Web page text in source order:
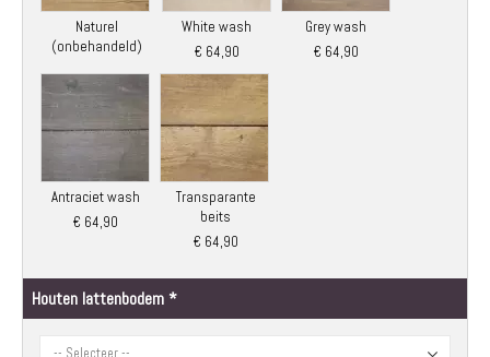
Naturel
(onbehandeld)
White wash
€ 64,90
Grey wash
€ 64,90
Antraciet wash
€ 64,90
Transparante
beits
€ 64,90
Houten lattenbodem